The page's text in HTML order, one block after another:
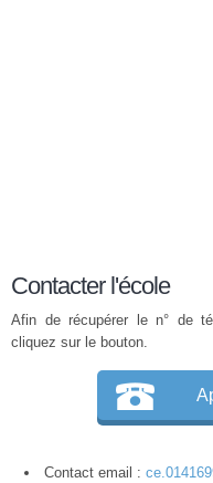
Contacter l'école
Afin de récupérer le n° de
cliquez sur le bouton.
Contact email :